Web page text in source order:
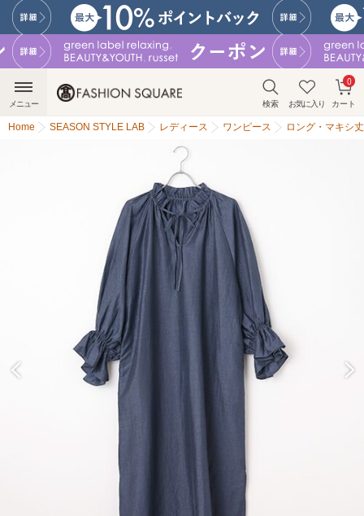
検索 お気に入り カート
0
メニュー
Home SEASON STYLE LAB レディース ワンピース ロング・マキシ